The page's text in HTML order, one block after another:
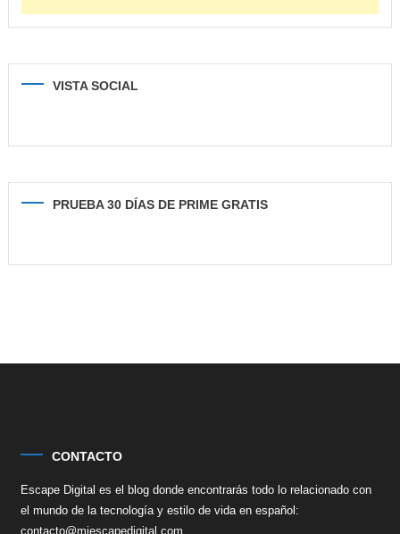
VISTA SOCIAL
PRUEBA 30 DÍAS DE PRIME GRATIS
CONTACTO
Escape Digital es el blog donde encontrarás todo lo relacionado con
el mundo de la tecnología y estilo de vida en español:
contacto@miescapedigital.com